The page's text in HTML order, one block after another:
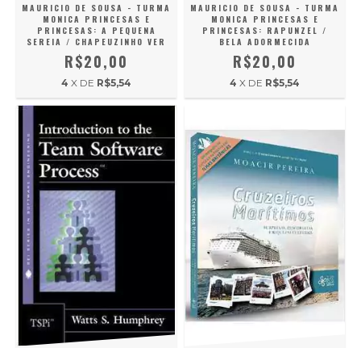
MAURICIO DE SOUSA - TURMA
MONICA PRINCESAS E
PRINCESAS: A PEQUENA
SEREIA / CHAPEUZINHO VER
R$20,00
4 X DE R$5,54
MAURICIO DE SOUSA - TURMA
MONICA PRINCESAS E
PRINCESAS: RAPUNZEL /
BELA ADORMECIDA
R$20,00
4 X DE R$5,54